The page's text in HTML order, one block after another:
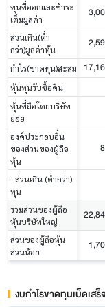
ทุนที่ออกและชำระ
เต็มมูลค่า
ส่วนเกิน(ต่ำ
กว่า)มูลค่าหุ้น
กำไร(ขาดทุน)สะสม
หุ้นทุนรับซื้อคืน
หุ้นที่ถือโดยบริษัท
ย่อย
องค์ประกอบอื่น
ของส่วนของผู้ถือ
หุ้น
- ส่วนเกิน (ต่ำกว่า)
ทุน
รวมส่วนของผู้ถือ
หุ้นบริษัทใหญ่
ส่วนของผู้ถือหุ้น
ส่วนน้อย
งบกำไรขาดทุนเบ็ดเสร็